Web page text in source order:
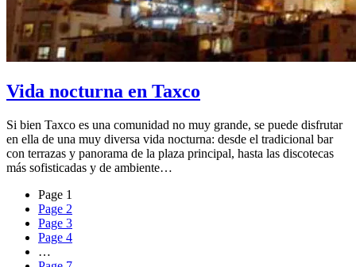
Vida nocturna en Taxco
Si bien Taxco es una comunidad no muy grande, se puede disfrutar
en ella de una muy diversa vida nocturna: desde el tradicional bar
con terrazas y panorama de la plaza principal, hasta las discotecas
más sofisticadas y de ambiente…
Page 1
Page 2
Page 3
Page 4
…